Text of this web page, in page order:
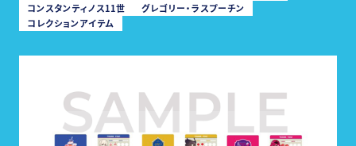
コンスタンティノス11世
グレゴリー・ラスプーチン
コレクションアイテム